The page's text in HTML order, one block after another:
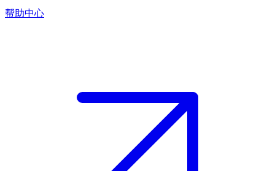
帮助中心